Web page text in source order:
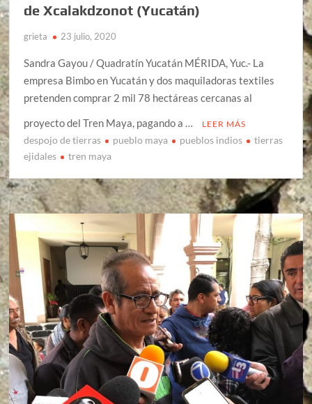
de Xcalakdzonot (Yucatán)
grieta 23 julio, 2020
Sandra Gayou / Quadratín Yucatán MÉRIDA, Yuc.- La
empresa Bimbo en Yucatán y dos maquiladoras textiles
pretenden comprar 2 mil 78 hectáreas cercanas al
proyecto del Tren Maya, pagando a …
LEER MÁS
despojo de tierras pueblo maya pueblos indios
tierras
ejidales
tren maya